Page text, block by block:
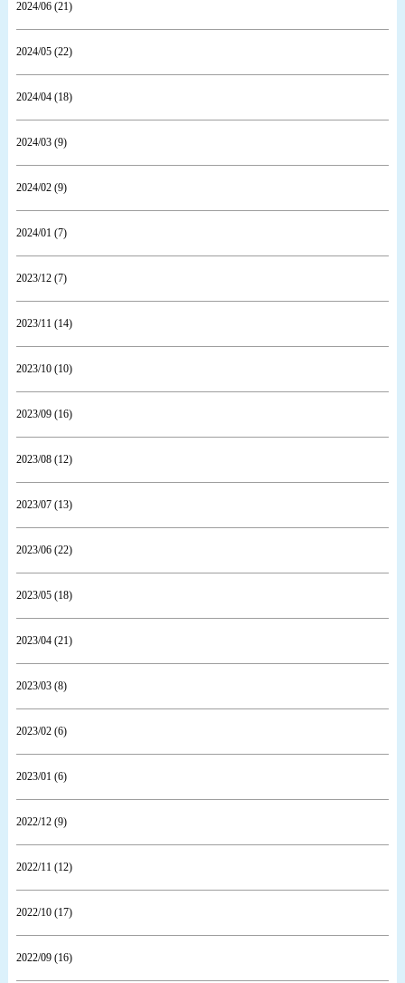
2024/06 (21)
2024/05 (22)
2024/04 (18)
2024/03 (9)
2024/02 (9)
2024/01 (7)
2023/12 (7)
2023/11 (14)
2023/10 (10)
2023/09 (16)
2023/08 (12)
2023/07 (13)
2023/06 (22)
2023/05 (18)
2023/04 (21)
2023/03 (8)
2023/02 (6)
2023/01 (6)
2022/12 (9)
2022/11 (12)
2022/10 (17)
2022/09 (16)